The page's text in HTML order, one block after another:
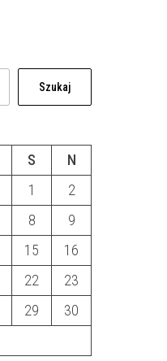
Szukaj
S
N
1
2
8
9
15
16
22
23
29
30